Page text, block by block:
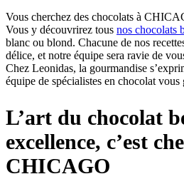
Vous cherchez des chocolats à
Vous y découvrirez tous nos chocolats
blanc ou blond. Chacune de nos
délice, et notre équipe sera ravie de
Chez Leonidas, la gourmandise
équipe de spécialistes en chocolat vous
L’art du chocolat
excellence, c’est
CHICAGO